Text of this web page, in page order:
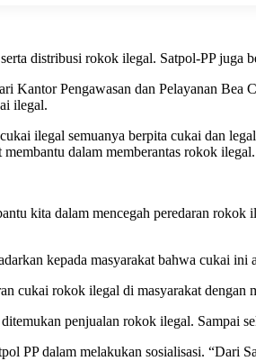
distribusi rokok ilegal. Satpol-PP
Kantor Pengawasan dan Pelayanan
ilegal.
ilegal semuanya berpita cukai dan
dalam memberantas rokok ilegal.
kita dalam mencegah peredaran
kepada masyarakat bahwa cukai
cukai rokok ilegal di masyarakat dengan
penjualan rokok ilegal. Sampai
PP dalam melakukan sosialisasi. “Dari